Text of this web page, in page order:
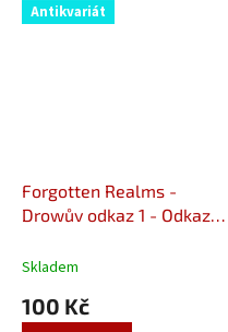
Antikvariát
Forgotten Realms -
Drowův odkaz 1 - Odkaz
Skladem
100 Kč